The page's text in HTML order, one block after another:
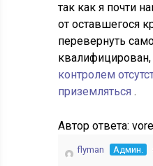
так как я почти
от оставшегося
перевернуть
контролем
приземляться.
Автор ответа:
flyman Админ.